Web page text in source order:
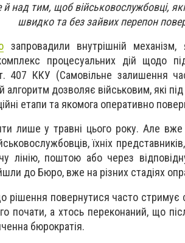
над тим, щоб військовослужбовці,
швидко та без зайвих перепон
запровадили внутрішній
процесуальних дій щодо
407 ККУ (Самовільне залишення
алгоритм дозволяє військовим, які
етапи та якомога оперативно
лише у травні цього року. Але
їхніх
лінію, поштою або через
до Бюро, вже на різних стадіях
повернутися часто стримує
почати, а хтось переконаний, що
бюрократія.